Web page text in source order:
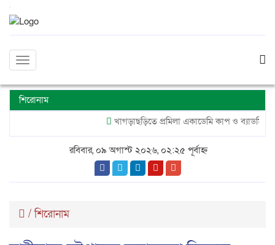
Toggle
শিরোনাম
খাগড়াছড়িতে প্রমিলা একাডেমি কাপ ও ব্যাডমিন্টন
রবিবার, ০৯ অগাস্ট ২০২৬, ০২:২৫ পূর্বাহ্ন
/শিরোনাম